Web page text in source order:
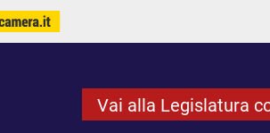
Vai alla Legislatura